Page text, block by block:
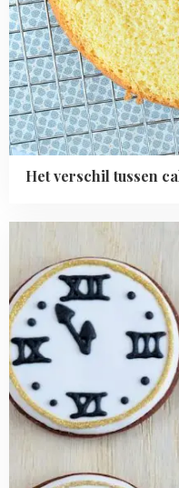
Het verschil tussen
about
Klok
koekjes